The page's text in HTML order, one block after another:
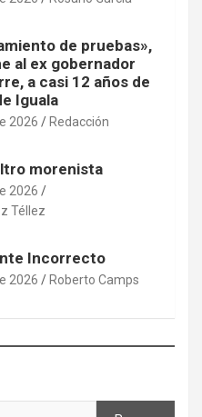
de pruebas»,
al ex gobernador
a casi 12 años de
Iguala
2026 Redacción
morenista
2026
Téllez
Incorrecto
2026 Roberto Camps